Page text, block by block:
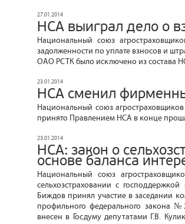
27.01.2014
НСА выиграл дело о
Национальный союз
задолженности по уплате взносов и
ОАО РСТК было исключено из состава
23.01.2014
НСА сменил
Национальный союз
принято Правлением НСА в конце
23.01.2014
НСА: закон о
основе баланса
Национальный союз
сельхозстраховании с
Биждов принял участие в заседании
профильного федерального закона
внесен в Госдуму депутатами Г.В.